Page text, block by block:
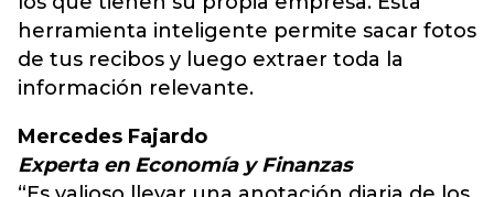
herramienta inteligente permite sacar fotos
de tus recibos y luego extraer toda la
información relevante.
Mercedes Fajardo
Experta en Economía y Finanzas